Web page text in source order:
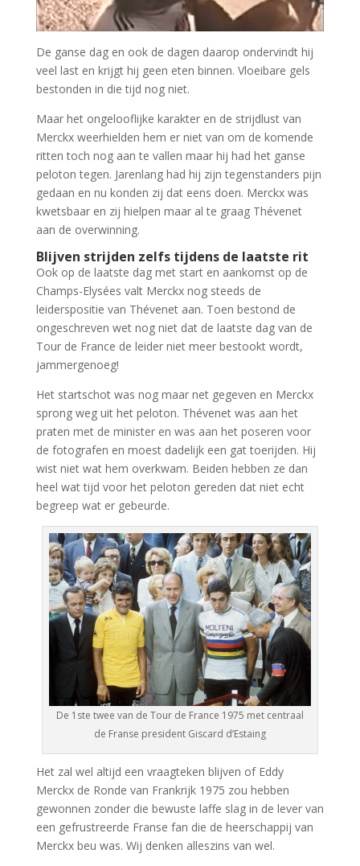
De ganse dag en ook de dagen daarop ondervindt hij
veel last en krijgt hij geen eten binnen. Vloeibare gels
bestonden in die tijd nog niet.
Maar het ongelooflijke karakter en de strijdlust van
Merckx weerhielden hem er niet van om de komende
ritten toch nog aan te vallen maar hij had het ganse
peloton tegen. Jarenlang had hij zijn tegenstanders pijn
gedaan en nu konden zij dat eens doen. Merckx was
kwetsbaar en zij hielpen maar al te graag Thévenet
aan de overwinning.
Blijven strijden zelfs tijdens de laatste rit
Ook op de laatste dag met start en aankomst op de
Champs-Elysées valt Merckx nog steeds de
leiderspositie van Thévenet aan. Toen bestond de
ongeschreven wet nog niet dat de laatste dag van de
Tour de France de leider niet meer bestookt wordt,
jammergenoeg!
Het startschot was nog maar net gegeven en Merckx
sprong weg uit het peloton. Thévenet was aan het
praten met de minister en was aan het poseren voor
de fotografen en moest dadelijk een gat toerijden. Hij
wist niet wat hem overkwam. Beiden hebben ze dan
heel wat tijd voor het peloton gereden dat niet echt
begreep wat er gebeurde.
De 1ste twee van de Tour de France 1975 met centraal
de Franse president Giscard d’Estaing
Het zal wel altijd een vraagteken blijven of Eddy
Merckx de Ronde van Frankrijk 1975 zou hebben
gewonnen zonder die bewuste laffe slag in de lever van
een gefrustreerde Franse fan die de heerschappij van
Merckx beu was. Wij denken alleszins van wel.